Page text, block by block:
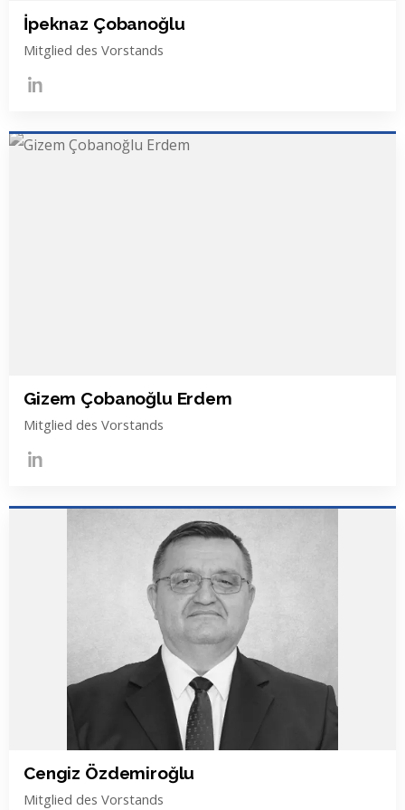
İpeknaz Çobanoğlu
Mitglied des Vorstands
Gizem Çobanoğlu Erdem
Mitglied des Vorstands
Cengiz Özdemiroğlu
Mitglied des Vorstands